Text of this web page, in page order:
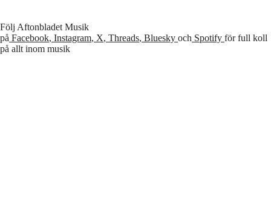
Följ Aftonbladet Musik
på Facebook, Instagram, X, Threads, Bluesky och Spotify för full koll
på allt inom musik